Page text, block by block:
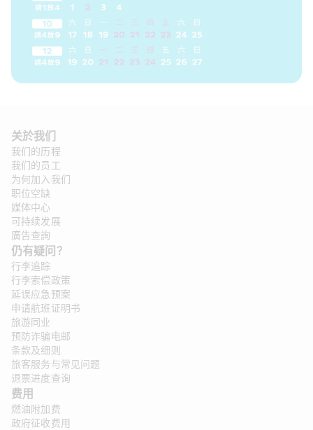
关於我们
我们的历程
我们的员工
为何加入我们
职位空缺
媒体中心
可持续发展
廣告查詢
仍有疑问？
行李追踪
行李索偿政策
延误应急预案
申请航班证明书
旅游同业
预防诈骗电邮
条款及细则
旅客服务与常见问题
退票进度查询
费用
燃油附加费
政府征收费用